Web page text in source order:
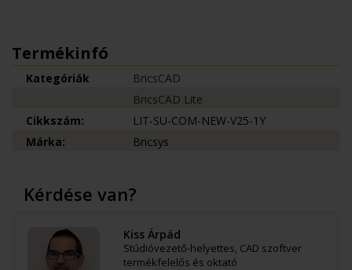
Termékinfó
Kategóriák
BricsCAD
BricsCAD Lite
Cikkszám:
LIT-SU-COM-NEW-V25-1Y
Márka:
Bricsys
Kérdése van?
Kiss Árpád
Stúdióvezető-helyettes, CAD szoftver
termékfelelős és oktató